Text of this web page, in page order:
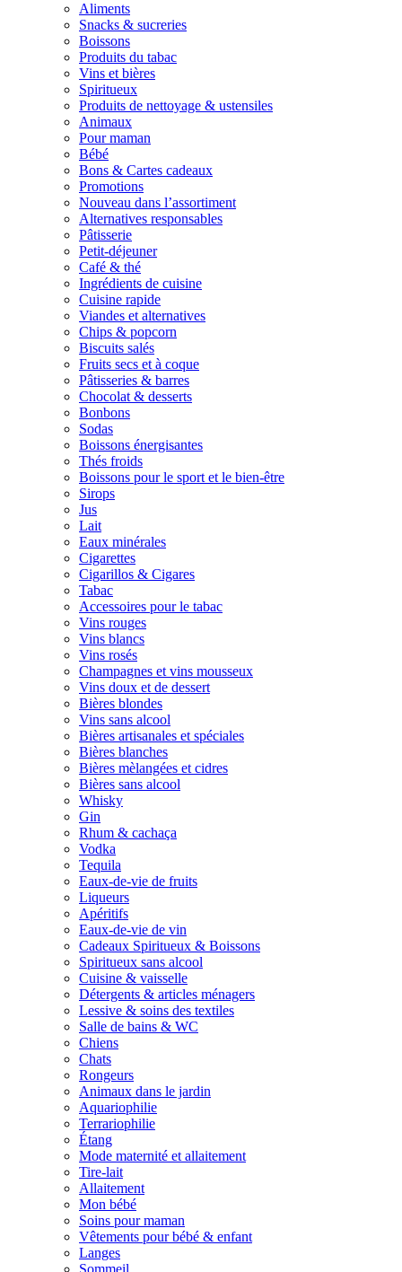
Aliments
Snacks & sucreries
Boissons
Produits du tabac
Vins et bières
Spiritueux
Produits de nettoyage & ustensiles
Animaux
Pour maman
Bébé
Bons & Cartes cadeaux
Promotions
Nouveau dans l’assortiment
Alternatives responsables
Pâtisserie
Petit-déjeuner
Café & thé
Ingrédients de cuisine
Cuisine rapide
Viandes et alternatives
Chips & popcorn
Biscuits salés
Fruits secs et à coque
Pâtisseries & barres
Chocolat & desserts
Bonbons
Sodas
Boissons énergisantes
Thés froids
Boissons pour le sport et le bien-être
Sirops
Jus
Lait
Eaux minérales
Cigarettes
Cigarillos & Cigares
Tabac
Accessoires pour le tabac
Vins rouges
Vins blancs
Vins rosés
Champagnes et vins mousseux
Vins doux et de dessert
Bières blondes
Vins sans alcool
Bières artisanales et spéciales
Bières blanches
Bières mèlangées et cidres
Bières sans alcool
Whisky
Gin
Rhum & cachaça
Vodka
Tequila
Eaux-de-vie de fruits
Liqueurs
Apéritifs
Eaux-de-vie de vin
Cadeaux Spiritueux & Boissons
Spiritueux sans alcool
Cuisine & vaisselle
Détergents & articles ménagers
Lessive & soins des textiles
Salle de bains & WC
Chiens
Chats
Rongeurs
Animaux dans le jardin
Aquariophilie
Terrariophilie
Étang
Mode maternité et allaitement
Tire-lait
Allaitement
Mon bébé
Soins pour maman
Vêtements pour bébé & enfant
Langes
Sommeil